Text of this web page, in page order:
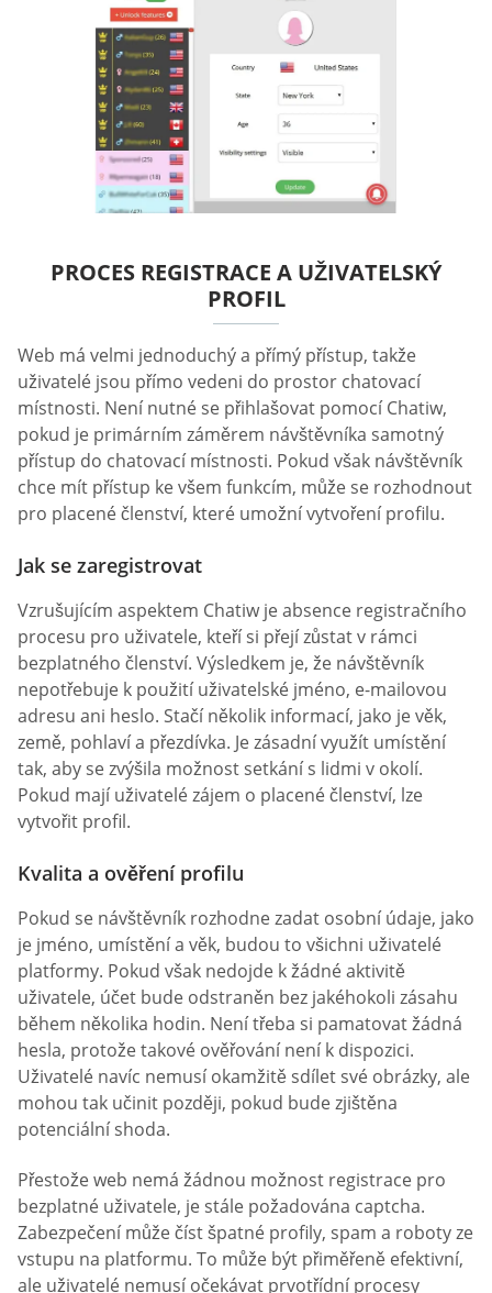
PROCES REGISTRACE A UŽIVATELSKÝ
PROFIL
Web má velmi jednoduchý a přímý přístup, takže
uživatelé jsou přímo vedeni do prostor chatovací
místnosti. Není nutné se přihlašovat pomocí Chatiw,
pokud je primárním záměrem návštěvníka samotný
přístup do chatovací místnosti. Pokud však návštěvník
chce mít přístup ke všem funkcím, může se rozhodnout
pro placené členství, které umožní vytvoření profilu.
Jak se zaregistrovat
Vzrušujícím aspektem Chatiw je absence registračního
procesu pro uživatele, kteří si přejí zůstat v rámci
bezplatného členství. Výsledkem je, že návštěvník
nepotřebuje k použití uživatelské jméno, e-mailovou
adresu ani heslo. Stačí několik informací, jako je věk,
země, pohlaví a přezdívka. Je zásadní využít umístění
tak, aby se zvýšila možnost setkání s lidmi v okolí.
Pokud mají uživatelé zájem o placené členství, lze
vytvořit profil.
Kvalita a ověření profilu
Pokud se návštěvník rozhodne zadat osobní údaje, jako
je jméno, umístění a věk, budou to všichni uživatelé
platformy. Pokud však nedojde k žádné aktivitě
uživatele, účet bude odstraněn bez jakéhokoli zásahu
během několika hodin. Není třeba si pamatovat žádná
hesla, protože takové ověřování není k dispozici.
Uživatelé navíc nemusí okamžitě sdílet své obrázky, ale
mohou tak učinit později, pokud bude zjištěna
potenciální shoda.
Přestože web nemá žádnou možnost registrace pro
bezplatné uživatele, je stále požadována captcha.
Zabezpečení může číst špatné profily, spam a roboty ze
vstupu na platformu. To může být přiměřeně efektivní,
ale uživatelé nemusí očekávat prvotřídní procesy